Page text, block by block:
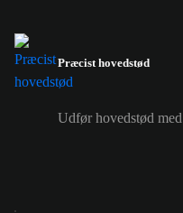
Præcist hovedstød
Udfør hovedstød